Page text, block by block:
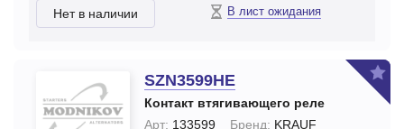
Нет в наличии В лист ожидания
SZN3599HE
Контакт втягивающего реле
Арт: 133599 Бренд: KRAUF